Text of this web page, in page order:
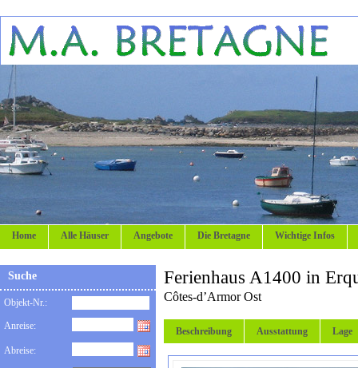
Home Alle Häuser Angebote Die Bretagne Wichtige Infos
Suche
Objekt-Nr.:
Anreise:
Abreise:
Ferienhaus A1400 in
Côtes-d’Armor Ost
Beschreibung Ausstattung Lage